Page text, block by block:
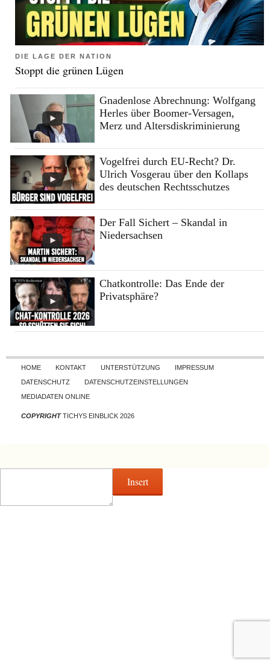
DIE LAGE DER NATION
Stoppt die grünen Lügen
Gnadenlose Abrechnung: Wolfgang
Herles über Boomer-Versagen,
Merz und Altersdiskriminierung
Vogelfrei durch EU-Recht? Dr.
Ulrich Vosgerau über den Kollaps
des deutschen Rechtsschutzes
Der Fall Sichert – Skandal in
Niedersachsen
Chatkontrolle: Das Ende der
Privatsphäre?
Skip to content
HOME KONTAKT UNTERSTÜTZUNG
IMPRESSUM
DATENSCHUTZ
DATENSCHUTZEINSTELLUNGEN
MEDIADATEN ONLINE
COPYRIGHTTICHYS EINBLICK 2026
Insert